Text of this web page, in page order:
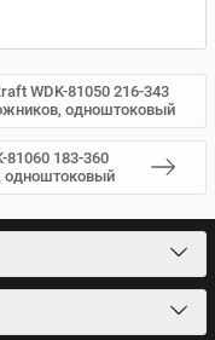
WDK-81050 216-343
одноштоковый
183-360
одноштоковый